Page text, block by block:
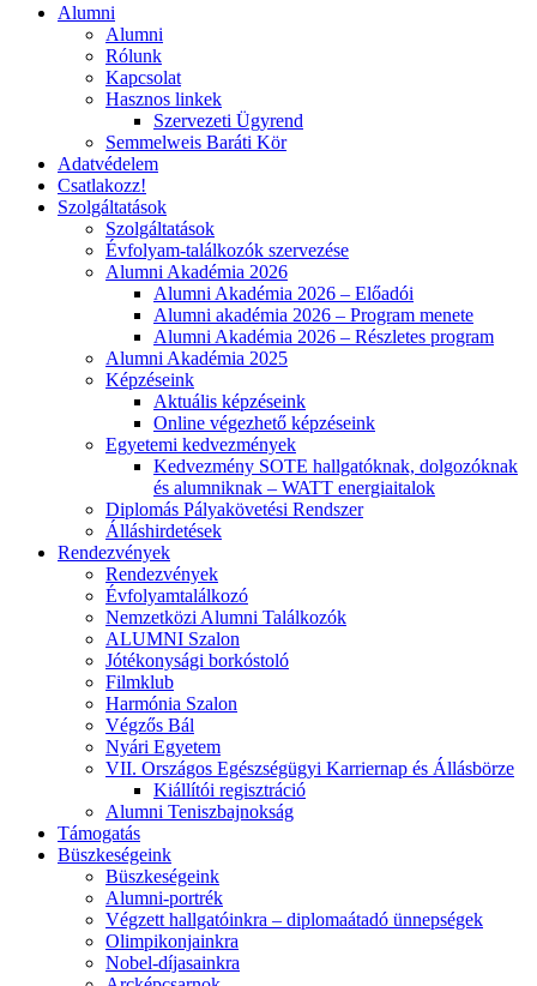
Alumni
Alumni
Rólunk
Kapcsolat
Hasznos linkek
Szervezeti Ügyrend
Semmelweis Baráti Kör
Adatvédelem
Csatlakozz!
Szolgáltatások
Szolgáltatások
Évfolyam-találkozók szervezése
Alumni Akadémia 2026
Alumni Akadémia 2026 – Előadói
Alumni akadémia 2026 – Program menete
Alumni Akadémia 2026 – Részletes program
Alumni Akadémia 2025
Képzéseink
Aktuális képzéseink
Online végezhető képzéseink
Egyetemi kedvezmények
Kedvezmény SOTE hallgatóknak, dolgozóknak
és alumniknak – WATT energiaitalok
Diplomás Pályakövetési Rendszer
Álláshirdetések
Rendezvények
Rendezvények
Évfolyamtalálkozó
Nemzetközi Alumni Találkozók
ALUMNI Szalon
Jótékonysági borkóstoló
Filmklub
Harmónia Szalon
Végzős Bál
Nyári Egyetem
VII. Országos Egészségügyi Karriernap és Állásbörze
Kiállítói regisztráció
Alumni Teniszbajnokság
Támogatás
Büszkeségeink
Büszkeségeink
Alumni-portrék
Végzett hallgatóinkra – diplomaátadó ünnepségek
Olimpikonjainkra
Nobel-díjasainkra